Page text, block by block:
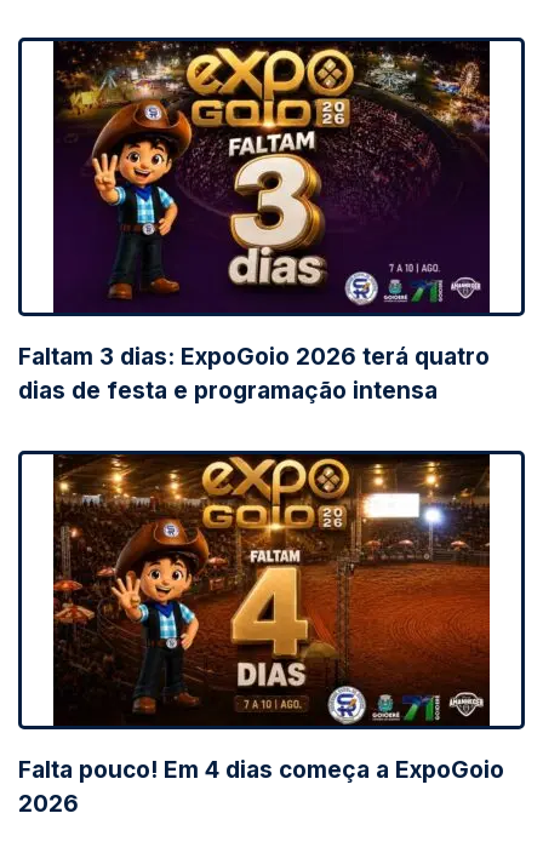
Faltam 3 dias: ExpoGoio 2026 terá quatro
dias de festa e programação intensa
Falta pouco! Em 4 dias começa a ExpoGoio
2026